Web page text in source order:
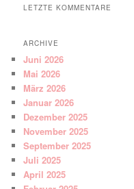
LETZTE KOMMENTARE
ARCHIVE
Juni 2026
Mai 2026
März 2026
Januar 2026
Dezember 2025
November 2025
September 2025
Juli 2025
April 2025